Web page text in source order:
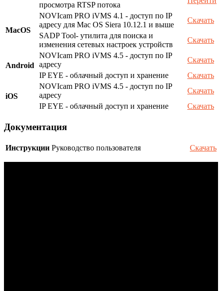
просмотра RTSP потока
MacOS
NOVIcam PRO iVMS 4.1 - доступ по IP
адресу для Mac OS Siera 10.12.1 и выше
Скачать
SADP Tool- утилита для поиска и
изменения сетевых настроек устройств
Скачать
Android
NOVIcam PRO iVMS 4.5 - доступ по IP
адресу
Скачать
IP EYE - облачный доступ и хранение
Скачать
iOS
NOVIcam PRO iVMS 4.5 - доступ по IP
адресу
Скачать
IP EYE - облачный доступ и хранение
Скачать
Документация
Инструкции Руководство пользователя Скачать